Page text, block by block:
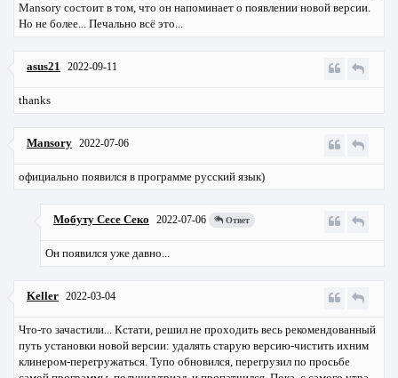
Mansory состоит в том, что он напоминает о появлении новой версии.
Но не более... Печально всё это...
asus21 2022-09-11
thanks
Mansory 2022-07-06
официально появился в программе русский язык)
Мобуту Сесе Секо 2022-07-06 Ответ
Он появился уже давно...
Keller 2022-03-04
Что-то зачастили... Кстати, решил не проходить весь рекомендованный
путь установки новой версии: удалять старую версию-чистить ихним
клинером-перегружаться. Тупо обновился, перегрузил по просьбе